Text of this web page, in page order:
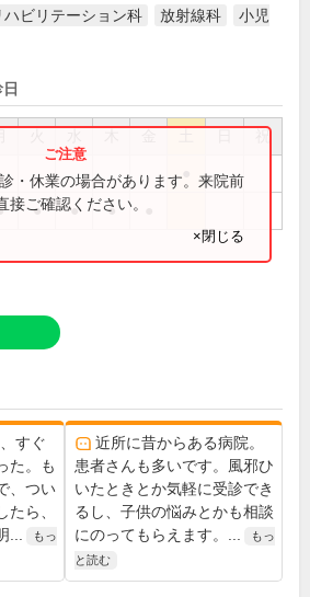
ハビリテーション科 放射線科
小児
祝
● ● ●
・休業の場合があります。来院前
接ご確認ください。
×閉じる
すぐ
た。も
、つい
ら、
もっ
近所に昔からある病院。
患者さんも多いです。風邪ひ
いたときとか気軽に受診でき
るし、子供の悩みとかも相談
にのってもらえます。...
もっ
と読む